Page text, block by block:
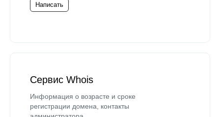
Написать
Сервис Whois
Информация о возрасте и сроке
регистрации домена, контакты